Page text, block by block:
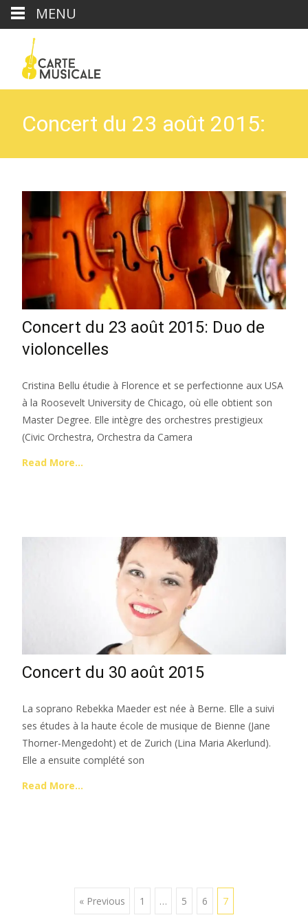
Concert du 23 août 2015:
Duo de violoncelles
Carte Musicale
Concert du 23 août 2015: Duo de
violoncelles
Cristina Bellu étudie à Florence et se perfectionne aux USA
à la Roosevelt University de Chicago, où elle obtient son
Master Degree. Elle intègre des orchestres prestigieux
(Civic Orchestra, Orchestra da Camera
Read More…
Concert du 30 août 2015
La soprano Rebekka Maeder est née à Berne. Elle a suivi
ses études à la haute école de musique de Bienne (Jane
Thorner-Mengedoht) et de Zurich (Lina Maria Akerlund).
Elle a ensuite complété son
Read More…
Posts
« Previous 1 … 5 6 7
MENU